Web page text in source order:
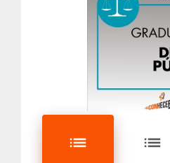
list list